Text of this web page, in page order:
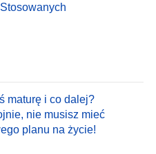
maturę i co dalej?
nie musisz mieć
planu na życie!